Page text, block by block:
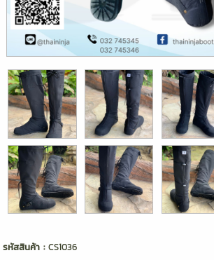
รหัสสินค้า :CS1036